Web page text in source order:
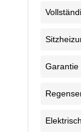
Garantie